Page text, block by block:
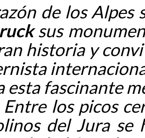
de los Alpes
sus
historia y
esta fascinante
los picos
del Jura se